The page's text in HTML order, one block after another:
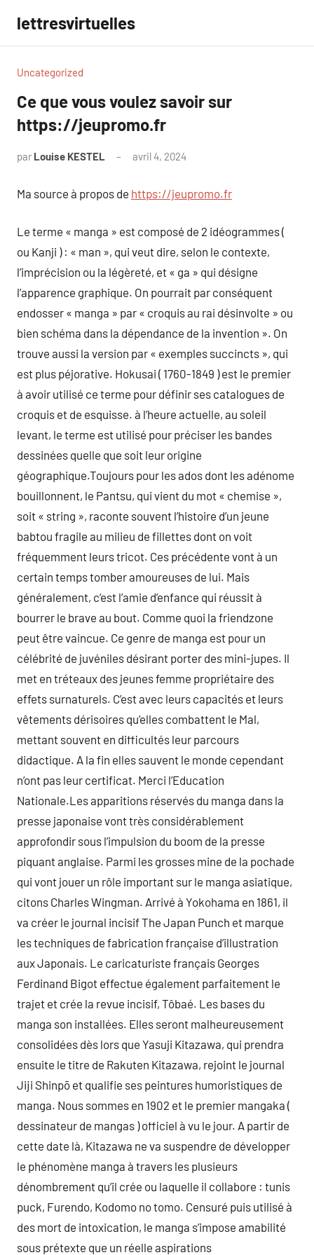
contenu
lettresvirtuelles
Uncategorized
Ce que vous voulez savoir sur
https://jeupromo.fr
par Louise KESTEL avril 4, 2024
Ma source à propos de https://jeupromo.fr
Le terme « manga » est composé de 2 idéogrammes (
ou Kanji ) : « man », qui veut dire, selon le contexte,
l’imprécision ou la légèreté, et « ga » qui désigne
l’apparence graphique. On pourrait par conséquent
endosser « manga » par « croquis au rai désinvolte » ou
bien schéma dans la dépendance de la invention ». On
trouve aussi la version par « exemples succincts », qui
est plus péjorative. Hokusai ( 1760-1849 ) est le premier
à avoir utilisé ce terme pour définir ses catalogues de
croquis et de esquisse. à l’heure actuelle, au soleil
levant, le terme est utilisé pour préciser les bandes
dessinées quelle que soit leur origine
géographique.Toujours pour les ados dont les adénome
bouillonnent, le Pantsu, qui vient du mot « chemise »,
soit « string », raconte souvent l’histoire d’un jeune
babtou fragile au milieu de fillettes dont on voit
fréquemment leurs tricot. Ces précédente vont à un
certain temps tomber amoureuses de lui. Mais
généralement, c’est l’amie d’enfance qui réussit à
bourrer le brave au bout. Comme quoi la friendzone
peut être vaincue. Ce genre de manga est pour un
célébrité de juvéniles désirant porter des mini-jupes. Il
met en tréteaux des jeunes femme propriétaire des
effets surnaturels. C’est avec leurs capacités et leurs
vêtements dérisoires qu’elles combattent le Mal,
mettant souvent en difficultés leur parcours
didactique. A la fin elles sauvent le monde cependant
n’ont pas leur certificat. Merci l’Education
Nationale.Les apparitions réservés du manga dans la
presse japonaise vont très considérablement
approfondir sous l’impulsion du boom de la presse
piquant anglaise. Parmi les grosses mine de la pochade
qui vont jouer un rôle important sur le manga asiatique,
citons Charles Wingman. Arrivé à Yokohama en 1861, il
va créer le journal incisif The Japan Punch et marque
les techniques de fabrication française d’illustration
aux Japonais. Le caricaturiste français Georges
Ferdinand Bigot effectue également parfaitement le
trajet et crée la revue incisif, Tôbaé. Les bases du
manga son installées. Elles seront malheureusement
consolidées dès lors que Yasuji Kitazawa, qui prendra
ensuite le titre de Rakuten Kitazawa, rejoint le journal
Jiji Shinpō et qualifie ses peintures humoristiques de
manga. Nous sommes en 1902 et le premier mangaka (
dessinateur de mangas ) officiel à vu le jour. A partir de
cette date là, Kitazawa ne va suspendre de développer
le phénomène manga à travers les plusieurs
dénombrement qu’il crée ou laquelle il collabore : tunis
puck, Furendo, Kodomo no tomo. Censuré puis utilisé à
des mort de intoxication, le manga s’impose amabilité
sous prétexte que un réelle aspirations